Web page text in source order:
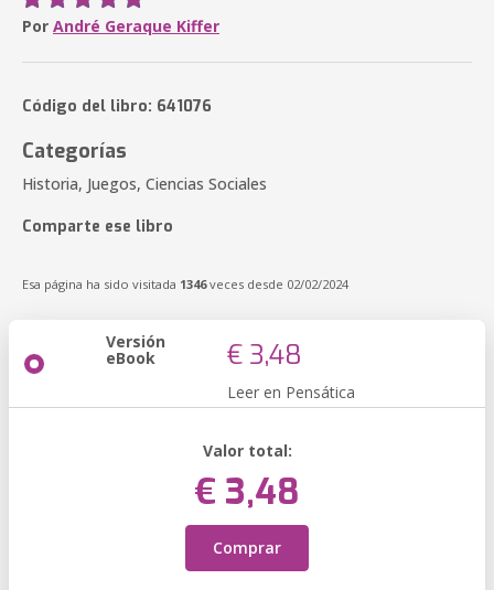
Por André Geraque Kiffer
Código del libro: 641076
Categorías
Historia, Juegos, Ciencias Sociales
Comparte ese libro
Esa página ha sido visitada 1346veces desde 02/02/2024
Versión
eBook € 3,48
Leer en Pensática
Valor total:
€ 3,48
Comprar